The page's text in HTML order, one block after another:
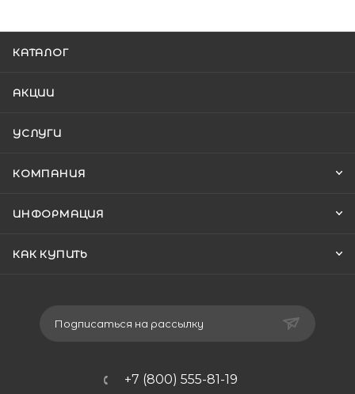
КАТАЛОГ
АКЦИИ
УСЛУГИ
КОМПАНИЯ
ИНФОРМАЦИЯ
КАК КУПИТЬ
Подписаться на рассылку
+7 (800) 555-81-19